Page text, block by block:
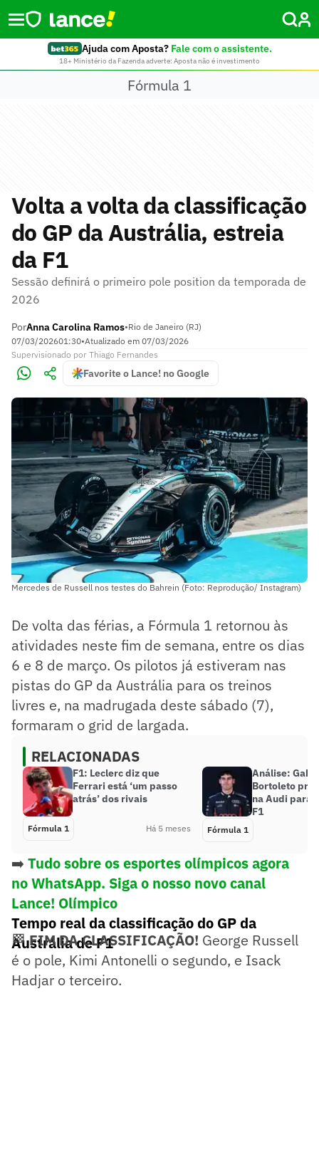
Ajuda com Aposta? Fale com o assistente.
18+ Ministério da Fazenda adverte: Aposta não é investimento
Fórmula 1
Volta a volta da classificação
do GP da Austrália, estreia
da F1
Sessão definirá o primeiro pole position da temporada de
2026
PorAnna Carolina Ramos•Rio de Janeiro (RJ)
07/03/202601:30•Atualizado em 07/03/2026
Supervisionado por Thiago Fernandes
Favorite o Lance! no Google
Mercedes de Russell nos testes do Bahrein (Foto: Reprodução/ Instagram)
De volta das férias, a Fórmula 1 retornou às
atividades neste fim de semana, entre os dias
6 e 8 de março. Os pilotos já estiveram nas
pistas do GP da Austrália para os treinos
livres e, na madrugada deste sábado (7),
formaram o grid de largada.
RELACIONADAS
F1: Leclerc diz que
Ferrari está ‘um passo
atrás’ dos rivais
Fórmula 1 Há 5 meses
Análise:
Bortoleto
na Audi para
F1
Fórmula 1
➡️ Tudo sobre os esportes olímpicos agora
no WhatsApp. Siga o nosso novo canal
Lance! Olímpico
Tempo real da classificação do GP da
Austrália de F1
🏁FIM DA CLASSIFICAÇÃO! George Russell
é o pole, Kimi Antonelli o segundo, e Isack
Hadjar o terceiro.